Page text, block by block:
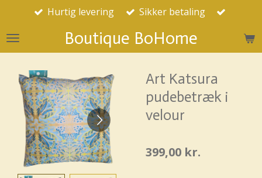
Spring
hovedindhold Boutique BoHome
Hurtig levering Sikker betaling
Art Katsura
pudebetræk i
velour
399,00 kr.